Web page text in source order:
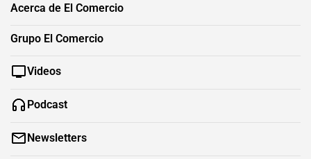
Acerca de El Comercio
Grupo El Comercio
Videos
Podcast
Newsletters